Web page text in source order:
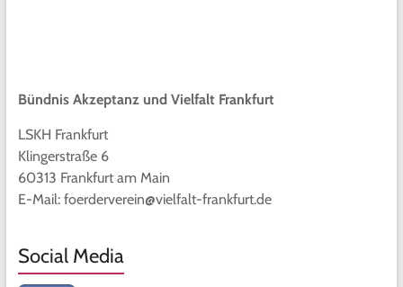
Bündnis Akzeptanz und Vielfalt Frankfurt
LSKH Frankfurt
Klingerstraße 6
60313 Frankfurt am Main
E-Mail: foerderverein@vielfalt-frankfurt.de
Social Media